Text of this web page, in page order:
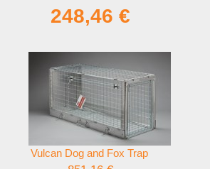
248,46 €
Vulcan Dog and Fox Trap